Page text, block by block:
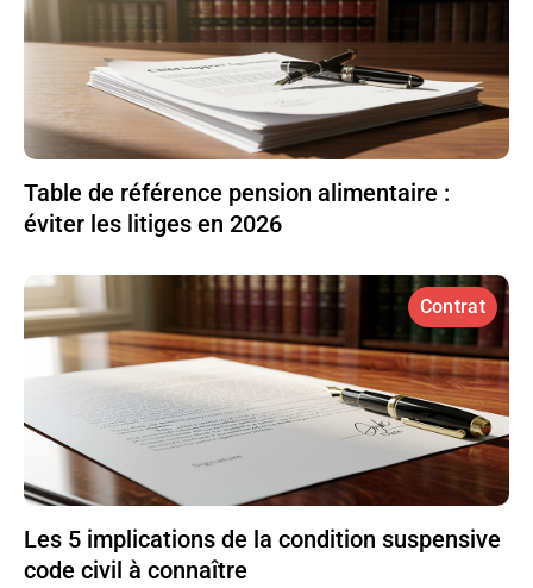
Table de référence pension alimentaire :
éviter les litiges en 2026
Contrat
Les 5 implications de la condition suspensive
code civil à connaître